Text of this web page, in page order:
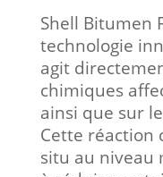
Shell Bitumen
technologie
agit
chimiques
ainsi que sur
Cette réaction
situ au niveau